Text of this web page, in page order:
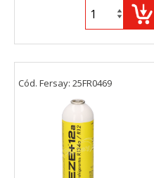
Cód. Fersay: 25FR0469